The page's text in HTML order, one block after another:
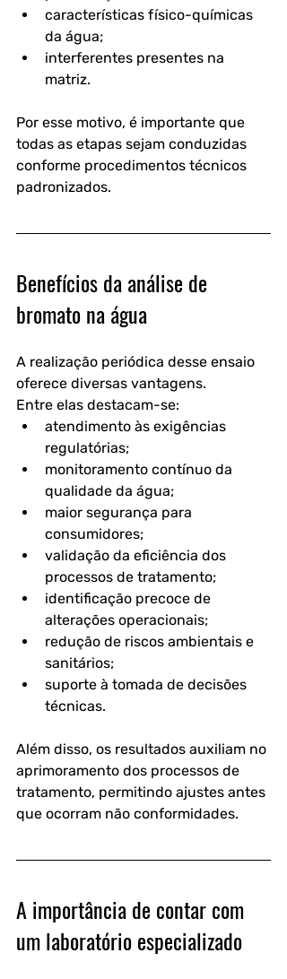
características físico-químicas
da água;
interferentes presentes na
matriz.
Por esse motivo, é importante que
todas as etapas sejam conduzidas
conforme procedimentos técnicos
padronizados.
Benefícios da análise de
bromato na água
A realização periódica desse ensaio
oferece diversas vantagens.
Entre elas destacam-se:
atendimento às exigências
regulatórias;
monitoramento contínuo da
qualidade da água;
maior segurança para
consumidores;
validação da eficiência dos
processos de tratamento;
identificação precoce de
alterações operacionais;
redução de riscos ambientais e
sanitários;
suporte à tomada de decisões
técnicas.
Além disso, os resultados auxiliam no
aprimoramento dos processos de
tratamento, permitindo ajustes antes
que ocorram não conformidades.
A importância de contar com
um laboratório especializado